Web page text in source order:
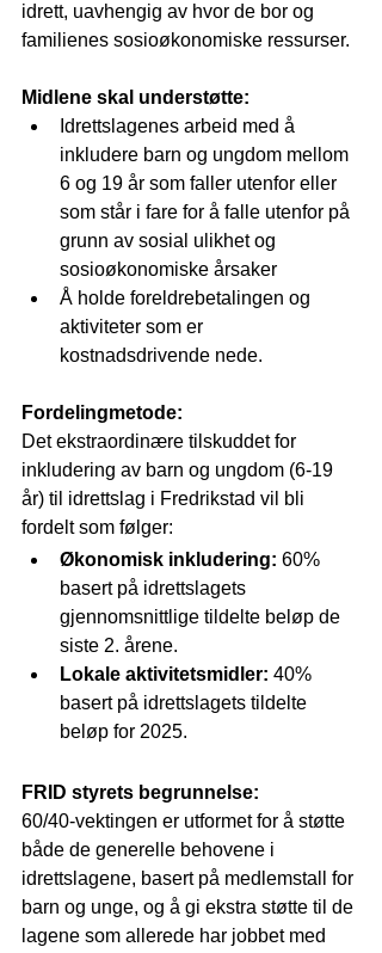
idrett, uavhengig av hvor de bor og
familienes sosioøkonomiske ressurser.
Midlene skal understøtte:
Idrettslagenes arbeid med å
inkludere barn og ungdom mellom
6 og 19 år som faller utenfor eller
som står i fare for å falle utenfor på
grunn av sosial ulikhet og
sosioøkonomiske årsaker
Å holde foreldrebetalingen og
aktiviteter som er
kostnadsdrivende nede.
Fordelingmetode:
Det ekstraordinære tilskuddet for
inkludering av barn og ungdom (6-19
år) til idrettslag i Fredrikstad vil bli
fordelt som følger:
Økonomisk inkludering: 60%
basert på idrettslagets
gjennomsnittlige tildelte beløp de
siste 2. årene.
Lokale aktivitetsmidler: 40%
basert på idrettslagets tildelte
beløp for 2025.
FRID styrets begrunnelse:
60/40-vektingen er utformet for å støtte
både de generelle behovene i
idrettslagene, basert på medlemstall for
barn og unge, og å gi ekstra støtte til de
lagene som allerede har jobbet med